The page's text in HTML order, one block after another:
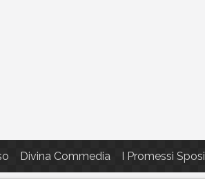
Divina Commedia I Promessi Sposi